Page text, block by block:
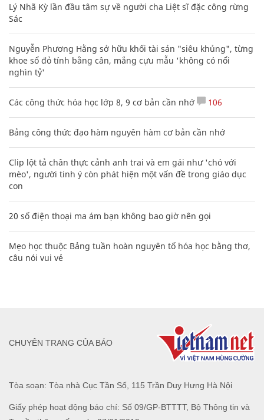
Lý Nhã Kỳ lần đầu tâm sự về người cha Liệt sĩ đặc công rừng
Sác
Nguyễn Phương Hằng sở hữu khối tài sản "siêu khủng", từng
khoe sổ đỏ tính bằng cân, mắng cựu mẫu 'không có nổi
nghìn tỷ'
Các công thức hóa học lớp 8, 9 cơ bản cần nhớ 106
Bảng công thức đạo hàm nguyên hàm cơ bản cần nhớ
Clip lột tả chân thực cảnh anh trai và em gái như 'chó với
mèo', người tinh ý còn phát hiện một vấn đề trong giáo dục
con
20 số điện thoại ma ám bạn không bao giờ nên gọi
Mẹo học thuộc Bảng tuần hoàn nguyên tố hóa học bằng thơ,
câu nói vui vẻ
Tòa soạn: Tòa nhà Cục Tần Số, 115 Trần Duy Hưng Hà Nội
Giấy phép hoạt động báo chí: Số 09/GP-BTTTT, Bộ Thông tin và
CHUYÊN TRANG CỦA BÁO